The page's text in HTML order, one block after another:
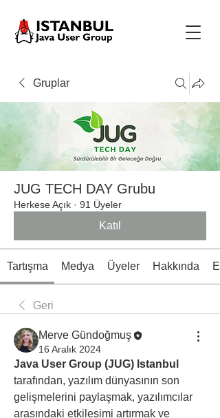
Gruplar
JUG TECH DAY Grubu
Herkese Açık · 91 Üyeler
Katıl
Tartışma Medya Üyeler Hakkında
Geri
Merve Gündoğmuş
16 Aralık 2024
Java User Group (JUG) Istanbul
tarafından, yazılım dünyasının son
gelişmelerini paylaşmak, yazılımcılar
arasındaki etkileşimi artırmak ve